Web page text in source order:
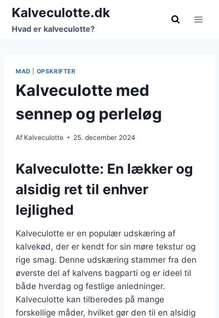
Fortsæt
indhold
Kalveculotte.dk
Hvad er kalveculotte?
MAD OPSKRIFTER
Kalveculotte med
sennep og perleløg
Af Kalveculotte 25. december 2024
Kalveculotte: En lækker og
alsidig ret til enhver
lejlighed
Kalveculotte er en populær udskæring af
kalvekød, der er kendt for sin møre tekstur og
rige smag. Denne udskæring stammer fra den
øverste del af kalvens bagparti og er ideel til
både hverdag og festlige anledninger.
Kalveculotte kan tilberedes på mange
forskellige måder, hvilket gør den til en alsidig